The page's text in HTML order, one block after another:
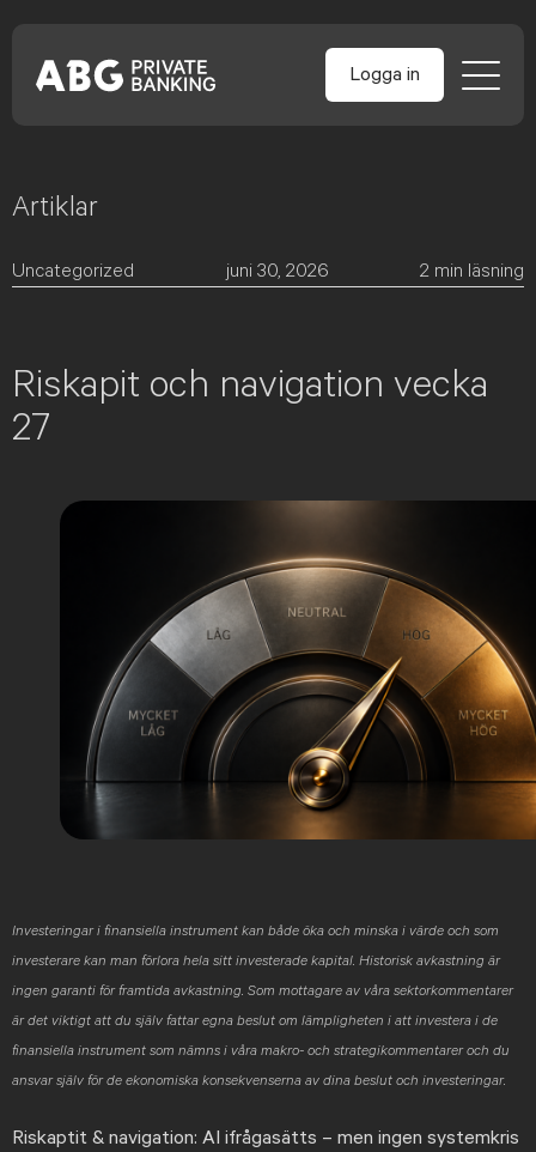
Skip
content
Logga in
Artiklar
Uncategorized juni 30, 2026 2 min läsning
Riskapit och navigation vecka
27
Investeringar i finansiella instrument kan både öka och minska i värde och som
investerare kan man förlora hela sitt investerade kapital. Historisk avkastning är
ingen garanti för framtida avkastning. Som mottagare av våra sektorkommentarer
är det viktigt att du själv fattar egna beslut om lämpligheten i att investera i de
finansiella instrument som nämns i våra makro- och strategikommentarer och du
ansvar själv för de ekonomiska konsekvenserna av dina beslut och investeringar.
Riskaptit & navigation: AI ifrågasätts – men ingen systemkris